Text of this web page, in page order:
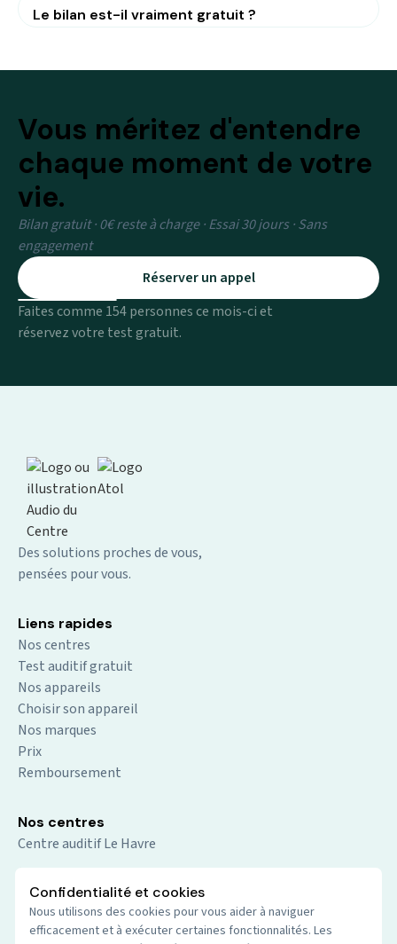
Le bilan est-il vraiment gratuit ?
Vous méritez d'entendre
chaque moment de votre
vie.
Bilan gratuit · 0€ reste à charge · Essai 30 jours · Sans
engagement
Réserver un appel
Faites comme 154 personnes ce mois-ci et
réservez votre test gratuit.
Confidentialité et cookies
Nous utilisons des cookies pour vous aider à naviguer
efficacement et à exécuter certaines fonctionnalités. Les
Des solutions proches de vous,
pensées pour vous.
Liens rapides
Nos centres
Test auditif gratuit
Nos appareils
Choisir son appareil
Nos marques
Prix
Remboursement
Nos centres
Centre auditif Le Havre
Centre auditif Gennevilliers
Centre auditif Sevran
Centre auditif Caen Hérouville